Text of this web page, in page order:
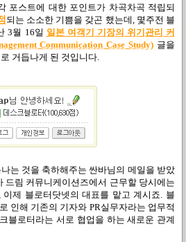
포스트에 대한 포인트가 차곡차곡 적립되
되는 소소한 기쁨을 갖곤 했는데, 몇주전 블
3월 16일 일본 여객기 기장의 위기관리 커
Communication Case Study) 글을
거듭나게 된 것입니다.
는 것을 축하해주는 싼바님의 메일을 받았
드림 커뮤니케이션즈에서 근무할 당시에는
이제 블로터닷넷의 대표를 맡고 계시죠. 블
인해 기존의 기자와 PR실무자라는 업무적
블로터라는 서로 협업을 하는 새로운 관계